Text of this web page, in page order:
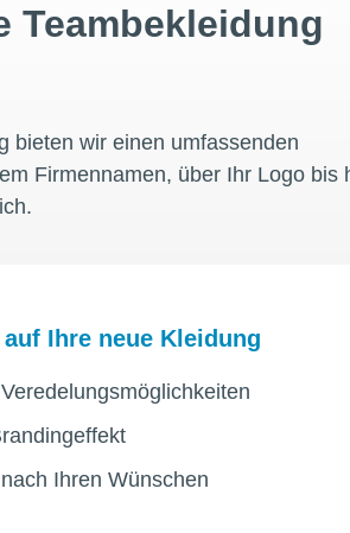
Teambekleidung
bieten wir einen umfassenden
Firmennamen, über Ihr Logo bis
Ihre neue Kleidung
Ihren Wünschen